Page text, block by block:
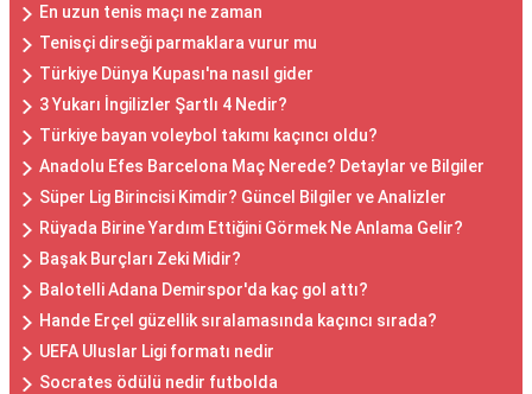
En uzun tenis maçı ne zaman
Tenisçi dirseği parmaklara vurur mu
Türkiye Dünya Kupası'na nasıl gider
3 Yukarı İngilizler Şartlı 4 Nedir?
Türkiye bayan voleybol takımı kaçıncı oldu?
Anadolu Efes Barcelona Maç Nerede? Detaylar ve Bilgiler
Süper Lig Birincisi Kimdir? Güncel Bilgiler ve Analizler
Rüyada Birine Yardım Ettiğini Görmek Ne Anlama Gelir?
Başak Burçları Zeki Midir?
Balotelli Adana Demirspor'da kaç gol attı?
Hande Erçel güzellik sıralamasında kaçıncı sırada?
UEFA Uluslar Ligi formatı nedir
Socrates ödülü nedir futbolda